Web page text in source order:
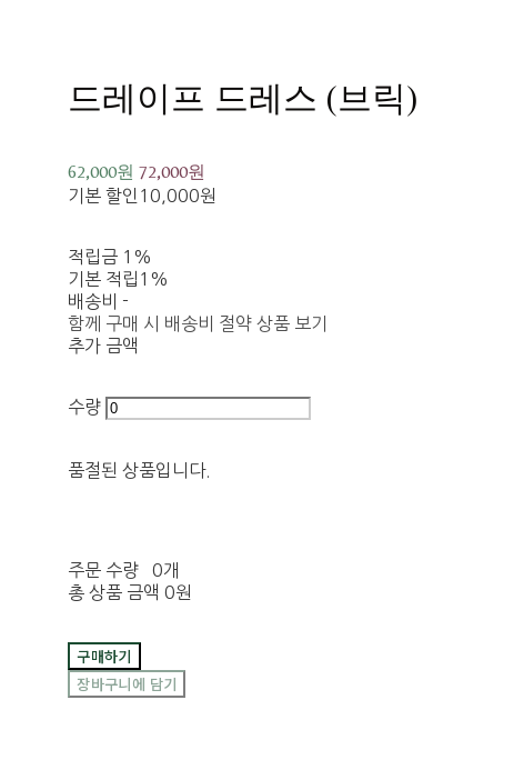
드레이프 드레스 (브릭)
62,000원72,000원
기본 할인 10,000원
적립금 1%
기본 적립 1%
배송비 -
함께 구매 시 배송비 절약 상품 보기
추가 금액
수량
품절된 상품입니다.
주문 수량
0개
총 상품 금액 0원
구매하기
장바구니에 담기